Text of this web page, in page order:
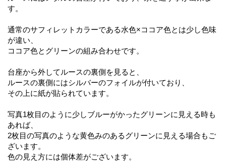
す。
通常のサフィレットカラーである水色×ココア色とは少し色味
が違い、
ココア色とグリーンの組み合わせです。
台座から外してルースの裏側を見ると、
ルースの裏側にはシルバーのフォイルが付いており、
その上に紙が貼られています。
写真1枚目のように少しブルーがかったグリーンに見える時も
あれば、
2枚目の写真のような黄色みのあるグリーンに見える場合もご
ざいます。
色の見え方には個体差がございます。